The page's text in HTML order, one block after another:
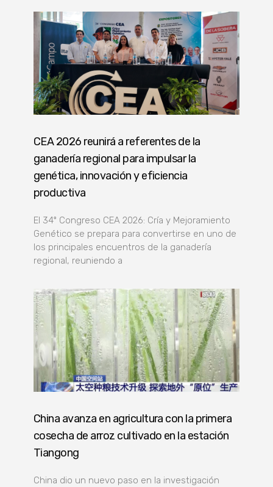
CEA 2026 reunirá a referentes de la
ganadería regional para impulsar la
genética, innovación y eficiencia
productiva
El 34º Congreso CEA 2026: Cría y Mejoramiento
Genético se prepara para convertirse en uno de
los principales encuentros de la ganadería
regional, reuniendo a
China avanza en agricultura con la primera
cosecha de arroz cultivado en la estación
Tiangong
China dio un nuevo paso en la investigación